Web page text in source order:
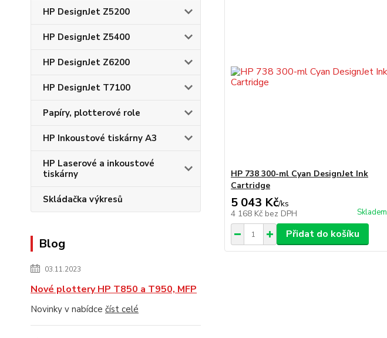
HP DesignJet Z5200
HP DesignJet Z5400
HP DesignJet Z6200
HP DesignJet T7100
Papíry, plotterové role
HP Inkoustové tiskárny A3
HP Laserové a inkoustové
tiskárny
Skládačka výkresů
Blog
03.11.2023
Nové plottery HP T850 a T950, MFP
Novinky v nabídce číst celé
HP 738 300-ml Cyan DesignJet Ink
Cartridge
5 043 Kč/ks
4 168 Kč bez DPH Skladem
Přidat do košíku